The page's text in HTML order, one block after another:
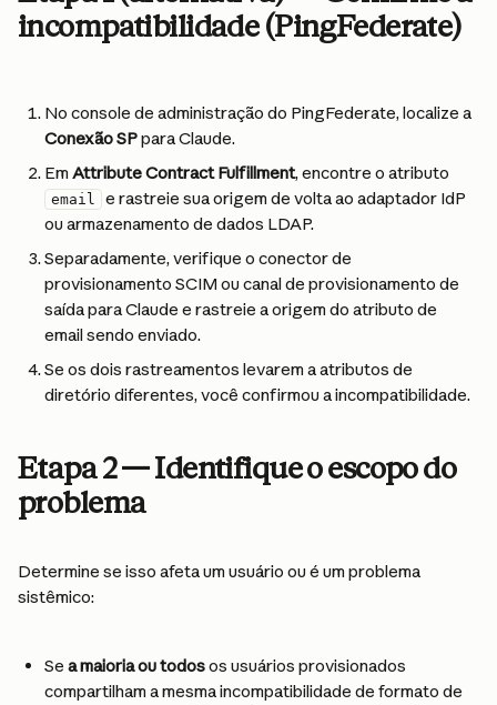
incompatibilidade (PingFederate)
No console de administração do PingFederate, localize a
Conexão SP para Claude.
Em Attribute Contract Fulfillment, encontre o atributo
email
e rastreie sua origem de volta ao adaptador IdP
ou armazenamento de dados LDAP.
Separadamente, verifique o conector de
provisionamento SCIM ou canal de provisionamento de
saída para Claude e rastreie a origem do atributo de
email sendo enviado.
Se os dois rastreamentos levarem a atributos de
diretório diferentes, você confirmou a incompatibilidade.
Etapa 2 — Identifique o escopo do
problema
Determine se isso afeta um usuário ou é um problema
sistêmico:
Se a maioria ou todos os usuários provisionados
compartilham a mesma incompatibilidade de formato de